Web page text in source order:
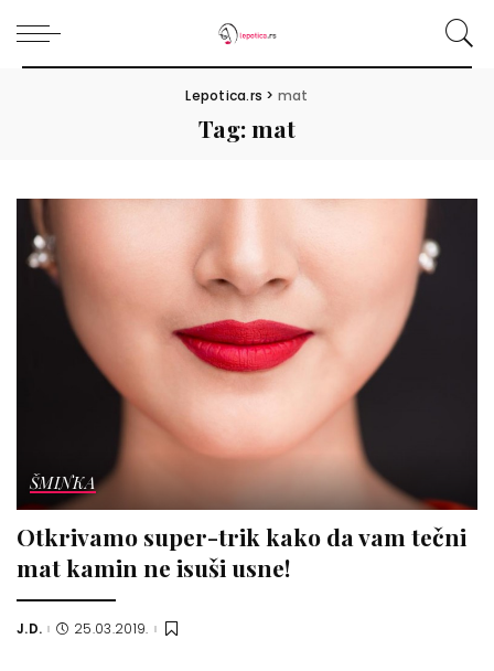
Lepotica.rs > mat
Tag:mat
ŠMINKA
Otkrivamo super-trik kako da vam tečni
mat kamin ne isuši usne!
Posted
J.D. 25.03.2019.